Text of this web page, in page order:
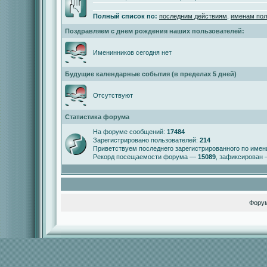
Полный список по: последним действиям именам
Поздравляем с днем рождения наших пользователей:
Именинников сегодня нет
Будущие календарные события (в пределах 5 дней)
Отсутствуют
Статистика форума
На форуме сообщений: 17484
Зарегистрировано пользователей: 214
Приветствуем последнего зарегистрированного по
Рекорд посещаемости форума — 15089 ,